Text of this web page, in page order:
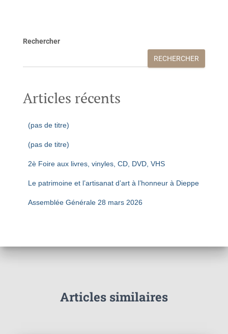
Rechercher
RECHERCHER
Articles récents
(pas de titre)
(pas de titre)
2è Foire aux livres, vinyles, CD, DVD, VHS
Le patrimoine et l’artisanat d’art à l’honneur à Dieppe
Assemblée Générale 28 mars 2026
Articles similaires